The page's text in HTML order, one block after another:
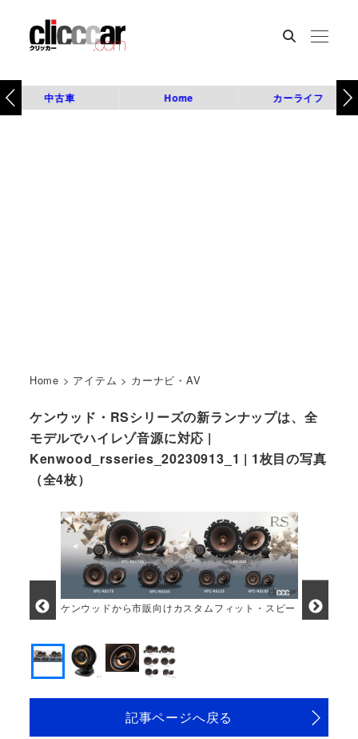
中古車 Home カーライフ
Home > アイテム > カーナビ・AV
ケンウッド・RSシリーズの新ランナップは、全
モデルでハイレゾ音源に対応 |
Kenwood_rsseries_20230913_1 | 1枚目の写真
（全4枚）
ケンウッドから市販向けカスタムフィット・スピー
記事ページへ戻る